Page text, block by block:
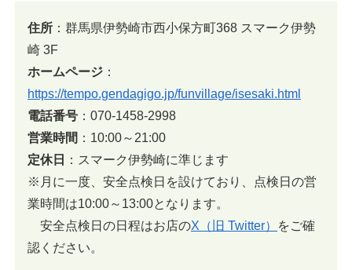
住所 ：群馬県伊勢崎市西小保方町368 スマーク伊勢
崎 3F
ホームページ ：
https://tempo.gendagigo.jp/funvillage/isesaki.html
電話番号 ：070-1458-2998
営業時間 ：10:00～21:00
定休日
：スマーク伊勢崎に準じます
※月に一度、安全点検日を設けており、点検日の営
業時間は10:00～13:00となります。
安全点検日の日程はお店のX（旧 Twitter）
をご確
認ください。